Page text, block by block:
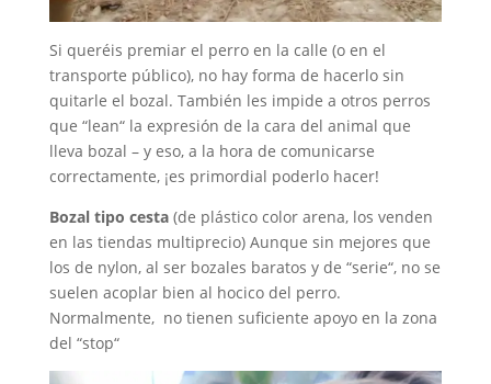
Si queréis premiar el perro en la calle (o en el
transporte público), no hay forma de hacerlo sin
quitarle el bozal. También les impide a otros perros
que “lean“ la expresión de la cara del animal que
lleva bozal – y eso, a la hora de comunicarse
correctamente, ¡es primordial poderlo hacer!
Bozal tipo cesta(de plástico color arena, los venden
en las tiendas multiprecio) Aunque sin mejores que
los de nylon, al ser bozales baratos y de “serie“, no se
suelen acoplar bien al hocico del perro.
Normalmente, no tienen suficiente apoyo en la zona
del “stop“